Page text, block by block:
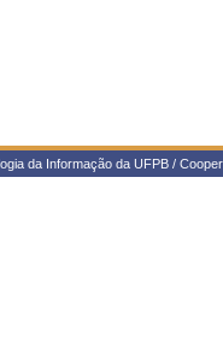
da Informação da UFPB /